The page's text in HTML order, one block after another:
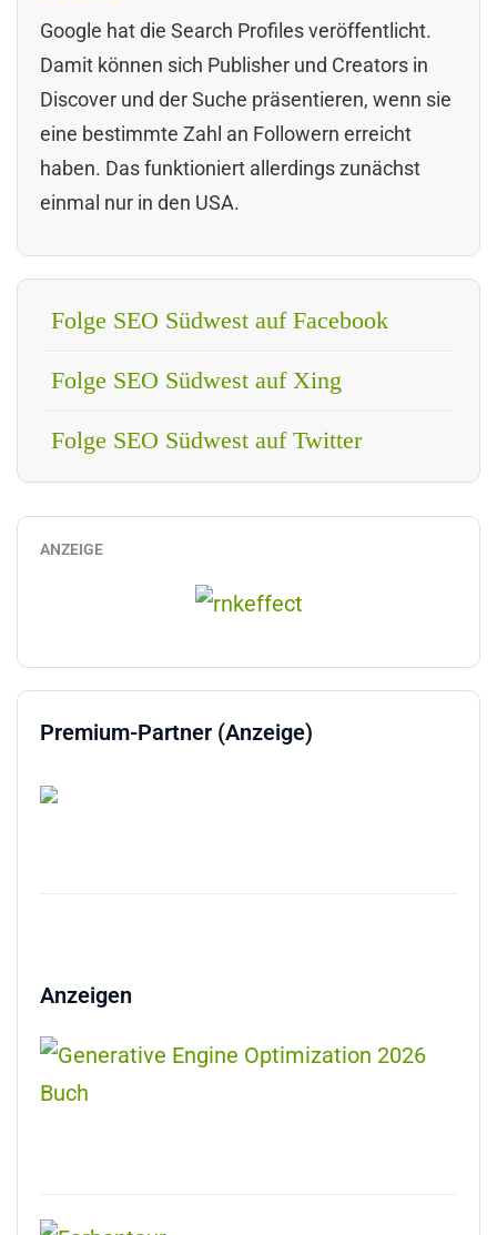
Google hat die Search Profiles veröffentlicht.
Damit können sich Publisher und Creators in
Discover und der Suche präsentieren, wenn sie
eine bestimmte Zahl an Followern erreicht
haben. Das funktioniert allerdings zunächst
einmal nur in den USA.
Folge SEO Südwest auf Facebook
Folge SEO Südwest auf Xing
Folge SEO Südwest auf Twitter
ANZEIGE
Premium-Partner (Anzeige)
Anzeigen